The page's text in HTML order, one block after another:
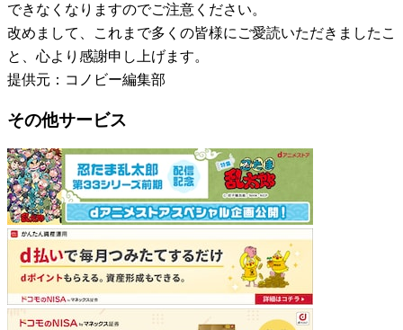
できなくなりますのでご注意ください。
改めまして、これまで多くの皆様にご愛読いただきましたこ
と、心より感謝申し上げます。
提供元：コノビー編集部
その他サービス